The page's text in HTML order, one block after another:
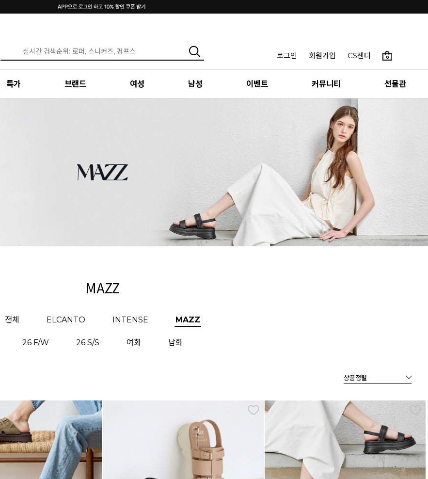
로그인 회원가입 CS센터 0
특가 브랜드 여성 남성 이벤트 커뮤니티 선물관
MAZZ
전체 ELCANTO INTENSE MAZZ
26 F/W 26 S/S 여화 남화